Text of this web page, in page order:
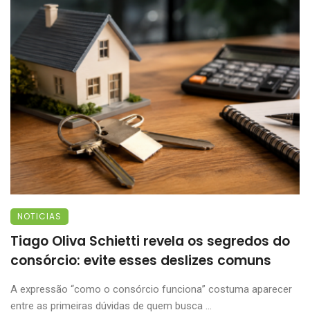
NOTICIAS
Tiago Oliva Schietti revela os segredos do
consórcio: evite esses deslizes comuns
A expressão “como o consórcio funciona” costuma aparecer
entre as primeiras dúvidas de quem busca ...